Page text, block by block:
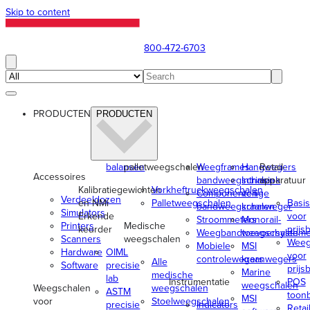
Skip to content
800-472-6703
PRODUCTEN PRODUCTEN
Accessoires
Verdeeldozen
Simulators
Printers
Scanners
Hardware
Software
Weegschalen
voor
balansen
Kalibratiegewichten
en NMi
Erkende
keurder
OIML
precisie
lab
ASTM
precisie
palletweegschalen
Vorkheftruckweegschalen
Palletweegschalen
Medische
weegschalen
Alle
medische
weegschalen
Stoelweegschalen
Weegframes
bandweegschalen
Componenten
bandweegschalen
Stroommeters
Mobiele
controlewegers
Instrumentatie
Indicators
Hangwegers
Intrinsiek
veilige
kraanweger
Monorail-
weegschalen
MSI
kraanwegers
Marine
weegschalen
MSI
Retail-
apparatuur
voor
voor
POS